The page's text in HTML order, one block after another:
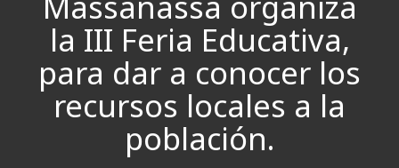
la III Feria Educativa,
para dar a conocer los
recursos locales a la
población.